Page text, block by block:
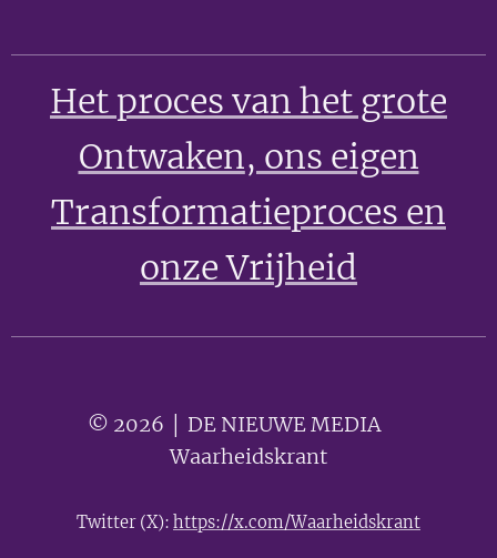
Het proces van het grote
Ontwaken, ons eigen
Transformatieproces en
onze Vrijheid
© 2026 │ DE NIEUWE MEDIA 🟣
Waarheidskrant
Twitter (X): https://x.com/Waarheidskrant